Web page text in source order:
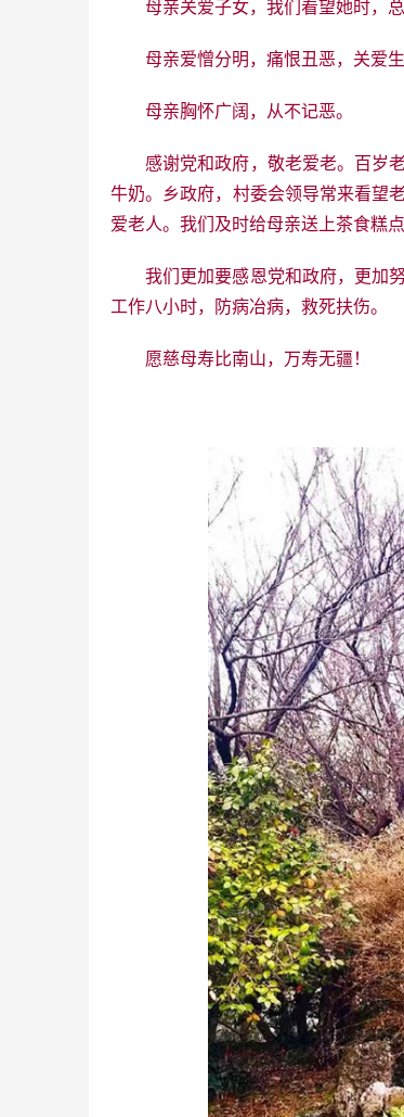
母亲关爱子女，我们看望她时，
母亲爱憎分明，痛恨丑恶，关爱
母亲胸怀广阔，从不记恶。
感谢党和政府，敬老爱老。百岁
牛奶。乡政府，村委会领导常来看望
爱老人。我们及时给母亲送上茶食糕
我们更加要感恩党和政府，更加
工作八小时，防病冶病，救死扶伤。
愿慈母寿比南山，万寿无疆！